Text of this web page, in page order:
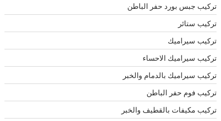
تركيب جبس بورد حفر الباطن
تركيب ستائر
تركيب سيراميك
تركيب سيراميك الاحساء
تركيب سيراميك بالدمام والخبر
تركيب فوم حفر الباطن
تركيب مكيفات بالقطيف والخبر